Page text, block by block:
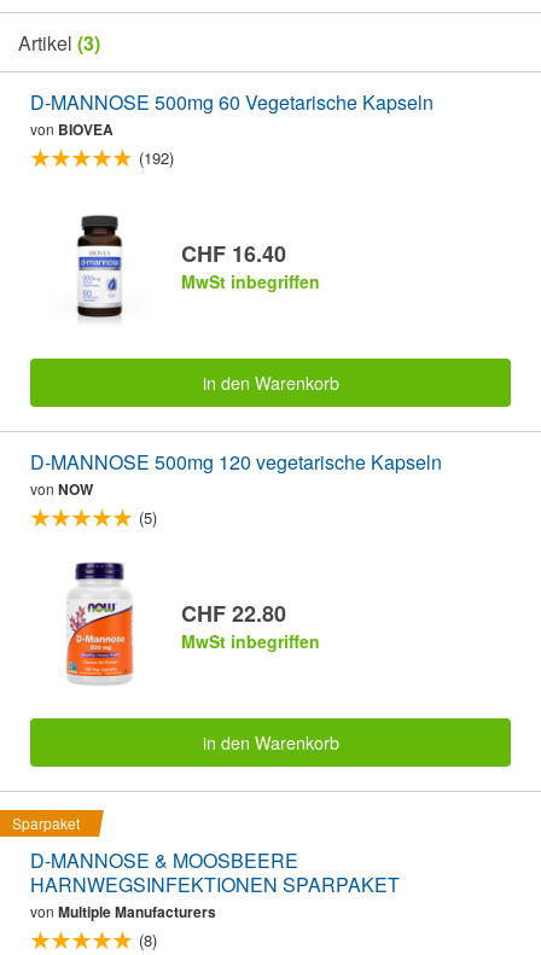
Artikel (3)
D-MANNOSE 500mg 60 Vegetarische Kapseln
von BIOVEA
(192)
CHF 16.40
MwSt inbegriffen
in den Warenkorb
D-MANNOSE 500mg 120 vegetarische Kapseln
von NOW
(5)
CHF 22.80
MwSt inbegriffen
in den Warenkorb
Sparpaket
D-MANNOSE & MOOSBEERE
HARNWEGSINFEKTIONEN SPARPAKET
von Multiple Manufacturers
(8)